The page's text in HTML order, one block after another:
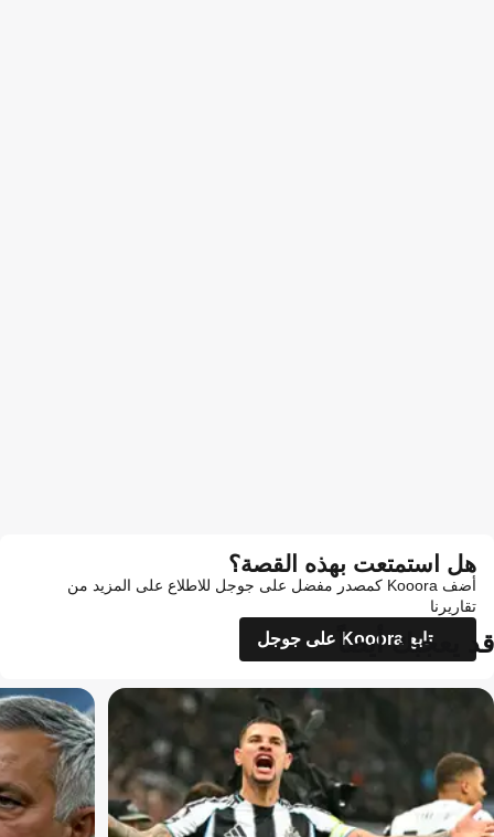
هل استمتعت بهذه القصة؟
أضف Kooora كمصدر مفضل على جوجل للاطلاع على المزيد من
تقاريرنا
تابع Kooora على جوجل
قد يعجبك أيضاً